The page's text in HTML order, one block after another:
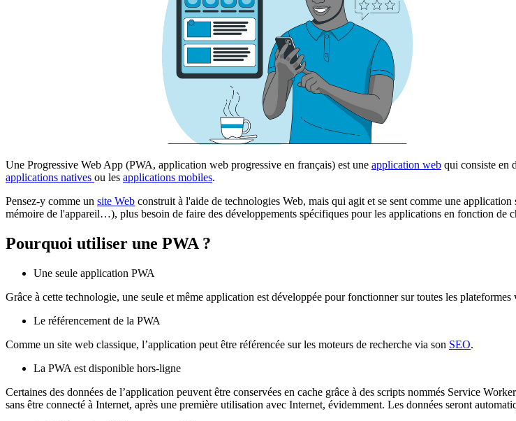
Une Progressive Web App (PWA, application web progressive en français) est une application web qui consiste en
applications natives ou les applications mobiles.
Pensez-y comme un site Web construit à l'aide de technologies Web, mais qui agit et se sent comme une
mémoire de l'appareil…), plus besoin de faire des développements spécifiques pour les applications en fonction
Pourquoi utiliser une PWA ?
Une seule application PWA
Grâce à cette technologie, une seule et même application est développée pour fonctionner sur toutes les
Le référencement de la PWA
Comme un site web classique, l’application peut être référencée sur les moteurs de recherche via son SEO.
La PWA est disponible hors-ligne
Certaines des données de l’application peuvent être conservées en cache grâce à des scripts nommés Service
sans être connecté à Internet, après une première utilisation avec Internet, évidemment. Les données seront